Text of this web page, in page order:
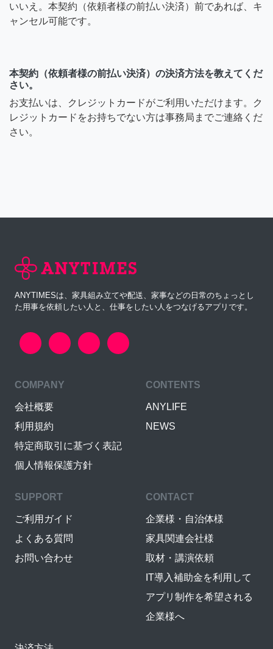
いいえ。本契約（依頼者様の前払い決済）前であれば、キ
ャンセル可能です。
本契約（依頼者様の前払い決済）の決済方法を教えてくだ
さい。
お支払いは、クレジットカードがご利用いただけます。ク
レジットカードをお持ちでない方は事務局までご連絡くだ
さい。
ANYTIMESは、家具組み立てや配送、家事などの日常のちょっとし
た用事を依頼したい人と、仕事をしたい人をつなげるアプリです。
COMPANY
会社概要
利用規約
特定商取引に基づく表記
個人情報保護方針
CONTENTS
ANYLIFE
NEWS
SUPPORT
ご利用ガイド
よくある質問
お問い合わせ
CONTACT
企業様・自治体様
家具関連会社様
取材・講演依頼
IT導入補助金を利用して
アプリ制作を希望される
企業様へ